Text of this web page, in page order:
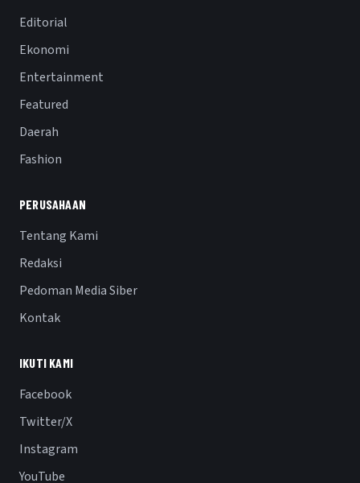
Editorial
Ekonomi
Entertainment
Featured
Daerah
Fashion
PERUSAHAAN
Tentang Kami
Redaksi
Pedoman Media Siber
Kontak
IKUTI KAMI
Facebook
Twitter/X
Instagram
YouTube